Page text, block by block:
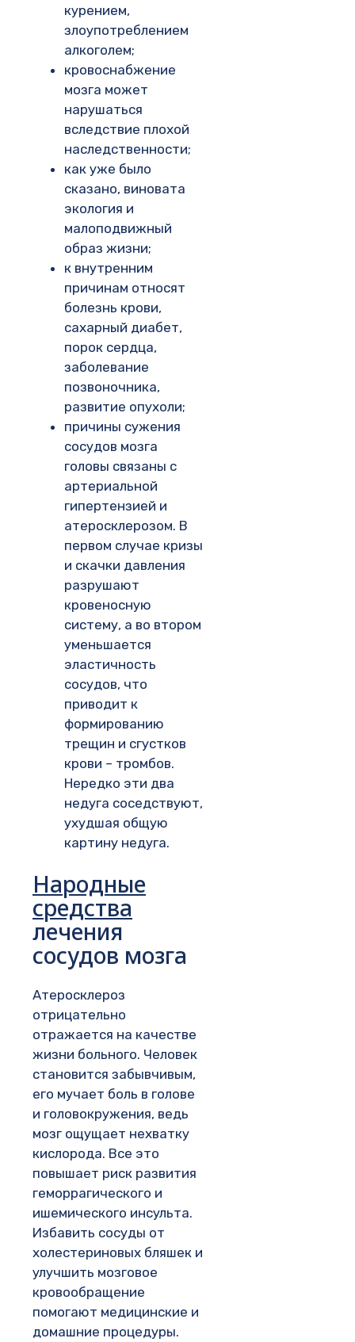
курением,
злоупотреблением
алкоголем;
кровоснабжение
мозга может
нарушаться
вследствие плохой
наследственности;
как уже было
сказано, виновата
экология и
малоподвижный
образ жизни;
к внутренним
причинам относят
болезнь крови,
сахарный диабет,
порок сердца,
заболевание
позвоночника,
развитие опухоли;
причины сужения
сосудов мозга
головы связаны с
артериальной
гипертензией и
атеросклерозом. В
первом случае кризы
и скачки давления
разрушают
кровеносную
систему, а во втором
уменьшается
эластичность
сосудов, что
приводит к
формированию
трещин и сгустков
крови – тромбов.
Нередко эти два
недуга соседствуют,
ухудшая общую
картину недуга.
Народные
средства
лечения
сосудов мозга
Атеросклероз
отрицательно
отражается на качестве
жизни больного. Человек
становится забывчивым,
его мучает боль в голове
и головокружения, ведь
мозг ощущает нехватку
кислорода. Все это
повышает риск развития
геморрагического и
ишемического инсульта.
Избавить сосуды от
холестериновых бляшек и
улучшить мозговое
кровообращение
помогают медицинские и
домашние процедуры.